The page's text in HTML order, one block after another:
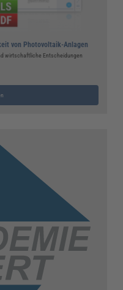
von Photovoltaik-Anlagen
wirtschaftliche Entscheidungen